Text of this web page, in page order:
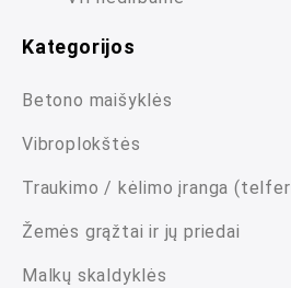
Kategorijos
Betono maišyklės
Vibroplokštės
Traukimo / kėlimo įranga
Žemės grąžtai ir jų priedai
Malkų skaldyklės